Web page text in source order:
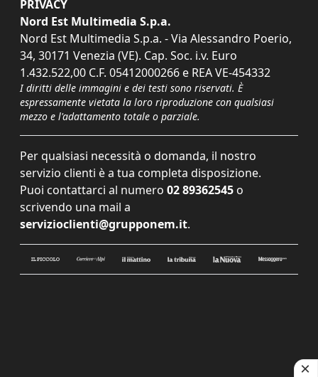
PRIVACY
Nord Est Multimedia S.p.a.
Nord Est Multimedia S.p.a. - Via Alessandro Poerio,
34, 30171 Venezia (VE). Cap. Soc. i.v. Euro
1.432.522,00 C.F. 05412000266 e REA VE-454332
I diritti delle immagini e dei testi sono riservati. È
espressamente vietata la loro riproduzione con qualsiasi
mezzo e l'adattamento totale o parziale.
Per qualsiasi necessità o domanda, il nostro
servizio clienti è a tua completa disposizione.
Puoi contattarci al numero 02 89362545 o
scrivendo una mail a
servizioclienti@grupponem.it.